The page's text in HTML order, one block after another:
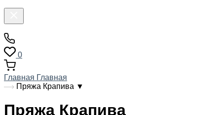
0
Главная Главная
Пряжа Крапива ▼
Пряжа Крапива